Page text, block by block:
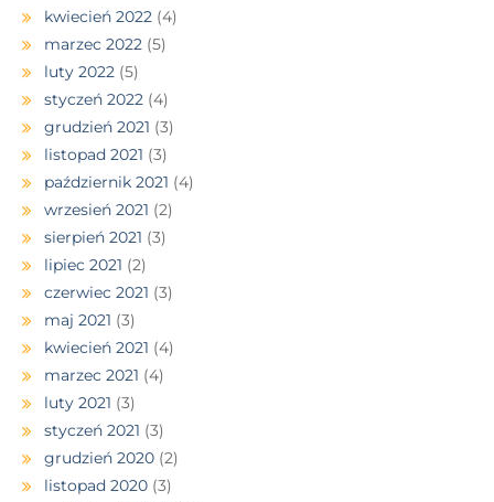
kwiecień 2022 (4)
marzec 2022 (5)
luty 2022 (5)
styczeń 2022 (4)
grudzień 2021 (3)
listopad 2021 (3)
październik 2021 (4)
wrzesień 2021 (2)
sierpień 2021 (3)
lipiec 2021 (2)
czerwiec 2021 (3)
maj 2021 (3)
kwiecień 2021 (4)
marzec 2021 (4)
luty 2021 (3)
styczeń 2021 (3)
grudzień 2020 (2)
listopad 2020 (3)